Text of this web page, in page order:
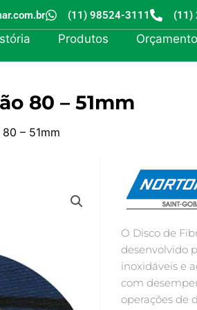
(11) 98524-3111 (11)
Produtos Orçamento
80 – 51mm
– 51mm
O Disco de
desenvolvido
inoxidáveis e
com
operações de